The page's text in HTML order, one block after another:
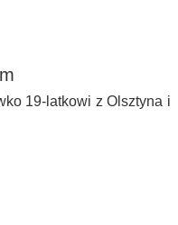
19-latkowi z Olsztyna i